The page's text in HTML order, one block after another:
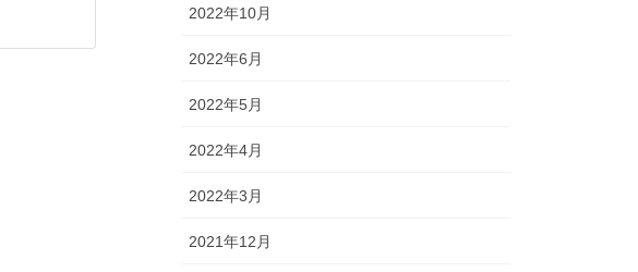
2022年10月
2022年6月
2022年5月
2022年4月
2022年3月
2021年12月